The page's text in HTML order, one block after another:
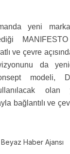
yeni marka
ve çevre
da
modeli,
olan
bağlantılı ve
Haber Ajansı